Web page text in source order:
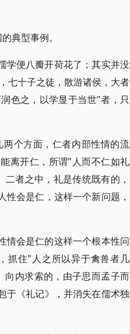
典型事例。
学便八瓣开荷花了；其实并没
七十子之徒，散游诸侯，大者
色之，以学显于当世"者，只
个方面，仁者内部性情的流
离开仁，所谓"人而不仁如礼
者之中，礼是传统既有的，
会是仁，这样一个新问题，
情会是仁的这样一个根本性问
抓住"人之所以异于禽兽者几
内求索的，由子思而孟子而
于《礼记》，并消失在儒术独